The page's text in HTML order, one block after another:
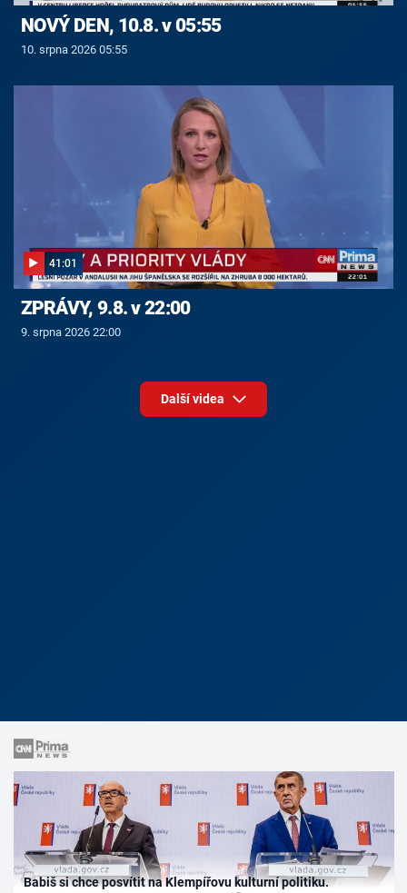
NOVÝ DEN, 10.8. v 05:55
10. srpna 2026 05:55
41:01
ZPRÁVY, 9.8. v 22:00
9. srpna 2026 22:00
Další videa
Babiš si chce posvítit na Klempířovu kulturní politiku.